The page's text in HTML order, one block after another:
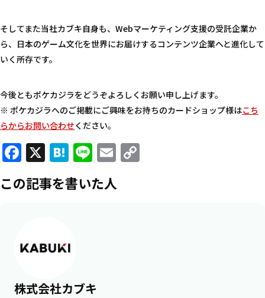
そしてまた当社カブキ自身も、Webマーケティング支援の受託企業か
ら、日本のゲーム文化を世界にお届けするコンテンツ企業へと進化して
いく所存です。
今後ともポケカジラをどうぞよろしくお願い申し上げます。
※ ポケカジラへのご掲載にご興味をお持ちのカードショップ様はこち
らからお問い合わせください。
Facebook
X Hatena
LineEmail
この記事を書いた人
株式会社カブキ